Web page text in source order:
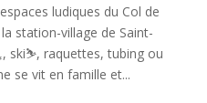
ludiques du Col de
station-village de Saint-
ski⛷️, raquettes, tubing ou
se vit en famille et...